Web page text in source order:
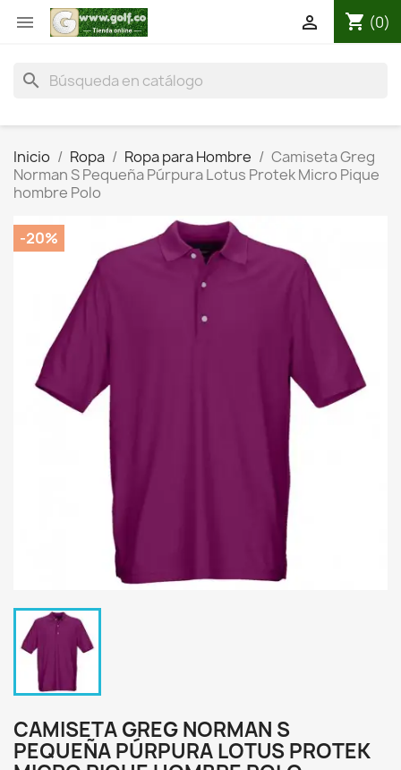
 shopping_cart (0)

search
Inicio Ropa Ropa para Hombre
Camiseta Greg
Norman S Pequeña Púrpura Lotus Protek Micro Pique
hombre Polo
-20%
CAMISETA GREG NORMAN S
PEQUEÑA PÚRPURA LOTUS PROTEK